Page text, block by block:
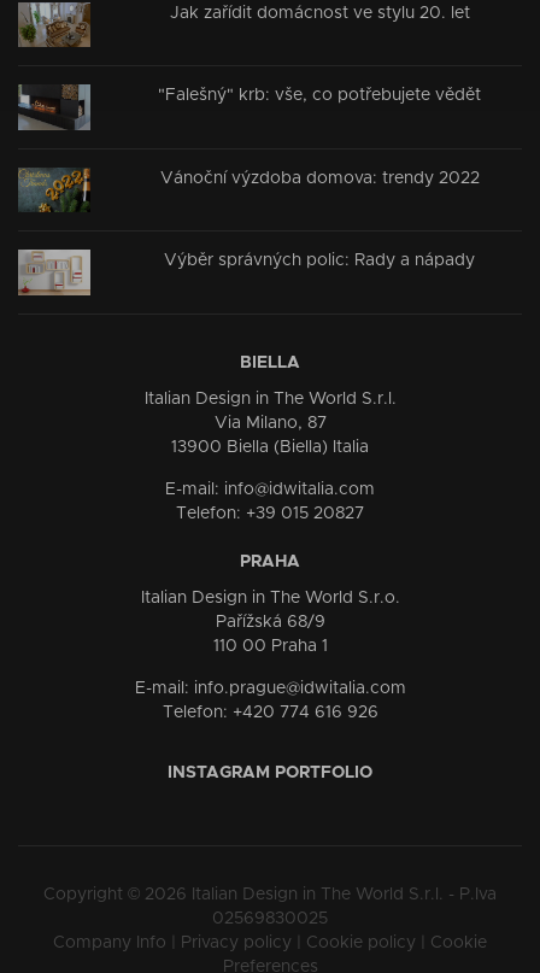
Jak zařídit domácnost ve stylu 20. let
"Falešný" krb: vše, co potřebujete vědět
Vánoční výzdoba domova: trendy 2022
Výběr správných polic: Rady a nápady
BIELLA
Italian Design in The World S.r.l.
Via Milano, 87
13900 Biella (Biella) Italia
E-mail: info@idwitalia.com
Telefon: +39 015 20827
PRAHA
Italian Design in The World S.r.o.
Pařížská 68/9
110 00 Praha 1
E-mail: info.prague@idwitalia.com
Telefon: +420 774 616 926
INSTAGRAM PORTFOLIO
Copyright © 2026 Italian Design in The World S.r.l. - P.Iva
02569830025
Company Info
Privacy policy Cookie policy
Cookie
Preferences